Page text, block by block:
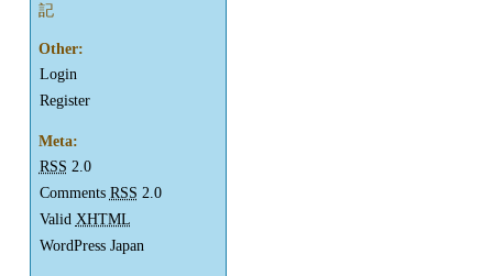
記
Other:
Login
Register
Meta:
RSS 2.0
Comments RSS 2.0
Valid XHTML
WordPress Japan